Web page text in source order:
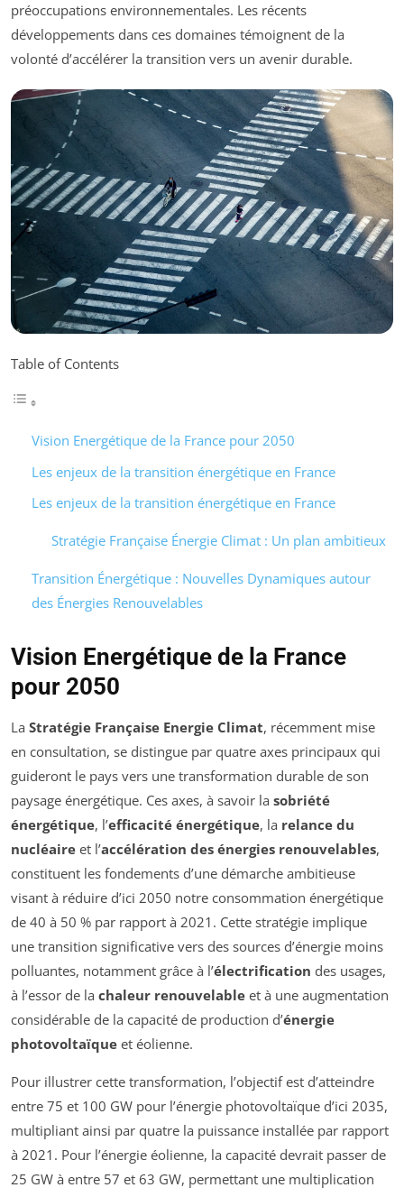
préoccupations environnementales. Les récents
développements dans ces domaines témoignent de la
volonté d’accélérer la transition vers un avenir durable.
Table of Contents
Vision Energétique de la France pour 2050
Les enjeux de la transition énergétique en France
Les enjeux de la transition énergétique en France
Stratégie Française Énergie Climat : Un plan ambitieux
Transition Énergétique : Nouvelles Dynamiques autour
des Énergies Renouvelables
Vision Energétique de la France
pour 2050
La Stratégie Française Energie Climat, récemment mise
en consultation, se distingue par quatre axes principaux qui
guideront le pays vers une transformation durable de son
paysage énergétique. Ces axes, à savoir la sobriété
énergétique, l’efficacité énergétique, la relance du
nucléaire et l’accélération des énergies renouvelables,
constituent les fondements d’une démarche ambitieuse
visant à réduire d’ici 2050 notre consommation énergétique
de 40 à 50 % par rapport à 2021. Cette stratégie implique
une transition significative vers des sources d’énergie moins
polluantes, notamment grâce à l’électrification des usages,
à l’essor de la chaleur renouvelable et à une augmentation
considérable de la capacité de production d’énergie
photovoltaïque et éolienne.
Pour illustrer cette transformation, l’objectif est d’atteindre
entre 75 et 100 GW pour l’énergie photovoltaïque d’ici 2035,
multipliant ainsi par quatre la puissance installée par rapport
à 2021. Pour l’énergie éolienne, la capacité devrait passer de
25 GW à entre 57 et 63 GW, permettant une multiplication